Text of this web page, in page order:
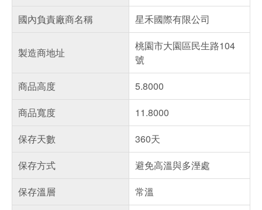
國內負責廠商名稱
星禾國際有限公司
製造商地址
桃園市大園區民生路104
號
商品高度
5.8000
商品寬度
11.8000
保存天數
360天
保存方式
避免高溫與多溼處
保存溫層
常溫